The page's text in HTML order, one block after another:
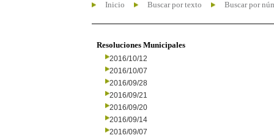
Inicio Buscar por texto Buscar por
Resoluciones Municipales
2016/10/12
2016/10/07
2016/09/28
2016/09/21
2016/09/20
2016/09/14
2016/09/07